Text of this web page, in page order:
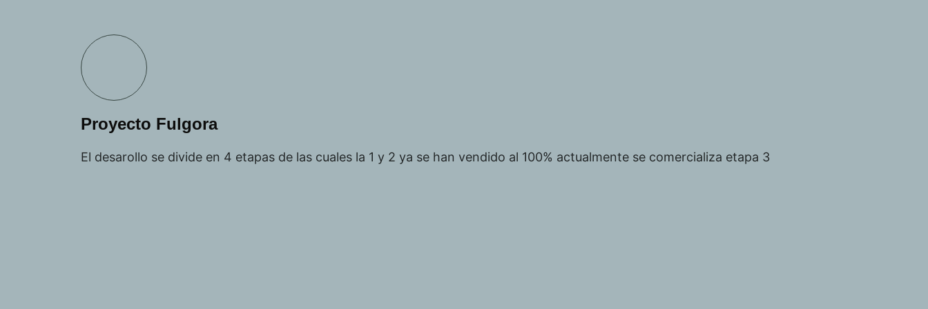
Proyecto Fulgora
El desarollo se divide en 4 etapas de las cuales la 1 y 2 ya se han vendido al 100% actualmente se comercializa etapa 3